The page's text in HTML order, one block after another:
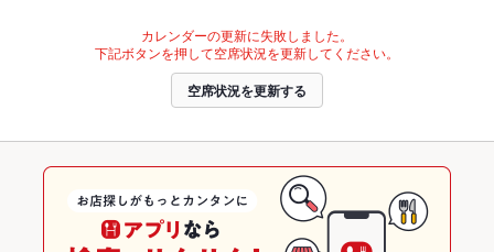
カレンダーの更新に失敗しました。
下記ボタンを押して空席状況を更新してください。
空席状況を更新する